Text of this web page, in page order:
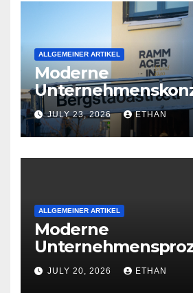
ALLGEMEINER ARTIKEL
Moderne
wirtschaftliche
Organisationsreife
JULY 23, 2026 ETHAN
ALLGEMEINER ARTIKEL
Moderne
nachhaltige
JULY 20, 2026 ETHAN